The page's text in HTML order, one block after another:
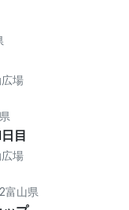
場
目
場
富山県